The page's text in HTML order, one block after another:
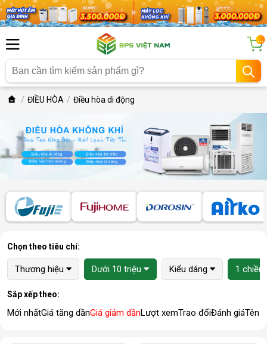
...
ĐIỀU HÒA Điều hòa di động
Chọn theo tiêu chí:
Thương hiệu Dưới 10 triệu Kiểu dáng 1 chiều
Sắp xếp theo:
Mới nhấtGiá tăng dầnGiá giảm dầnLượt xemTrao đổiĐánh giáTên